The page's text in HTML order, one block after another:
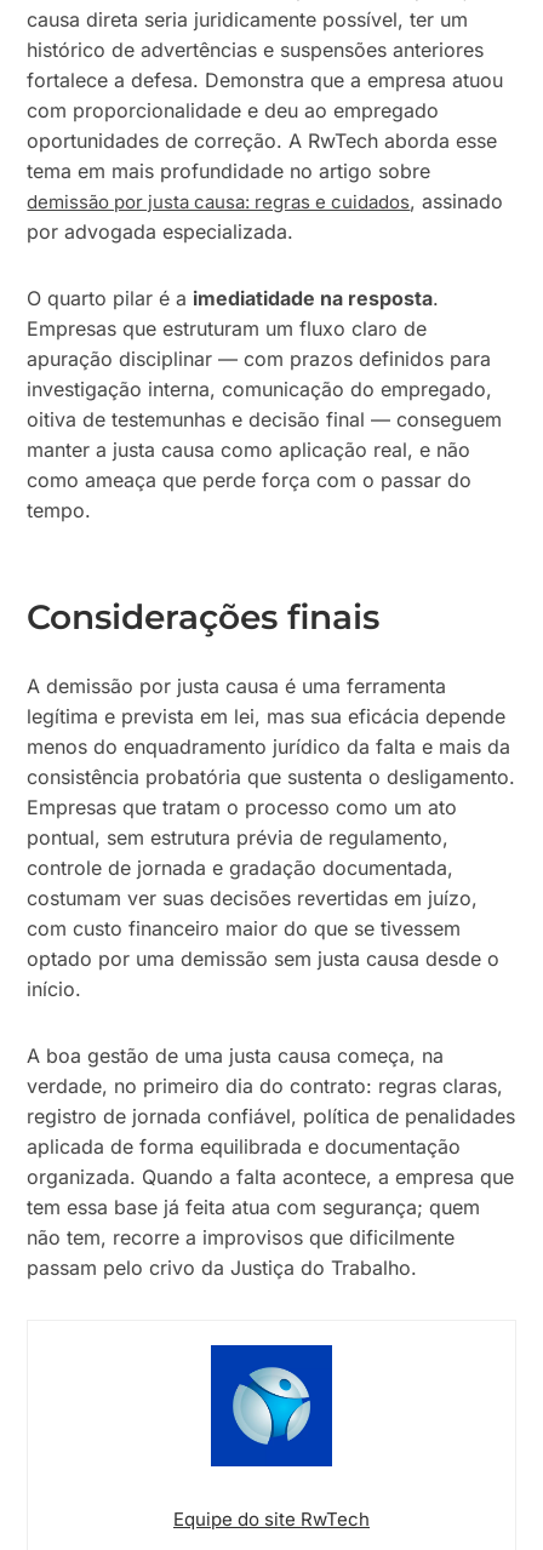
causa direta seria juridicamente possível, ter um
histórico de advertências e suspensões anteriores
fortalece a defesa. Demonstra que a empresa atuou
com proporcionalidade e deu ao empregado
oportunidades de correção. A RwTech aborda esse
tema em mais profundidade no artigo sobre
demissão por justa causa: regras e cuidados, assinado
por advogada especializada.
O quarto pilar é a imediatidade na resposta.
Empresas que estruturam um fluxo claro de
apuração disciplinar — com prazos definidos para
investigação interna, comunicação do empregado,
oitiva de testemunhas e decisão final — conseguem
manter a justa causa como aplicação real, e não
como ameaça que perde força com o passar do
tempo.
Considerações finais
A demissão por justa causa é uma ferramenta
legítima e prevista em lei, mas sua eficácia depende
menos do enquadramento jurídico da falta e mais da
consistência probatória que sustenta o desligamento.
Empresas que tratam o processo como um ato
pontual, sem estrutura prévia de regulamento,
controle de jornada e gradação documentada,
costumam ver suas decisões revertidas em juízo,
com custo financeiro maior do que se tivessem
optado por uma demissão sem justa causa desde o
início.
A boa gestão de uma justa causa começa, na
verdade, no primeiro dia do contrato: regras claras,
registro de jornada confiável, política de penalidades
aplicada de forma equilibrada e documentação
organizada. Quando a falta acontece, a empresa que
tem essa base já feita atua com segurança; quem
não tem, recorre a improvisos que dificilmente
passam pelo crivo da Justiça do Trabalho.
Equipe do site RwTech